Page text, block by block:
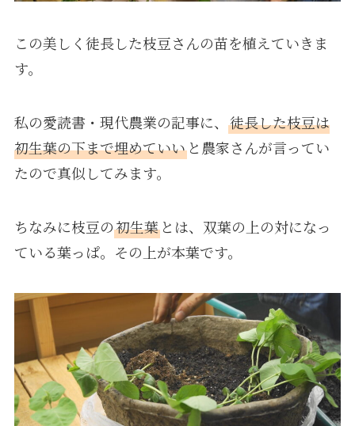
この美しく徒長した枝豆さんの苗を植えていきま
す。
私の愛読書・現代農業の記事に、 徒長した枝豆は
初生葉の下まで埋めていいと農家さんが言ってい
たので真似してみます。
ちなみに枝豆の初生葉とは、双葉の上の対になっ
ている葉っぱ。その上が本葉です。